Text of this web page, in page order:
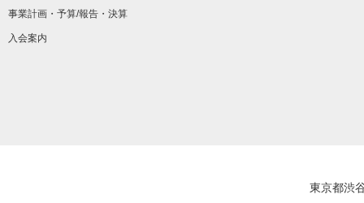
事業計画・予算/報告・決算
入会案内
東京都渋